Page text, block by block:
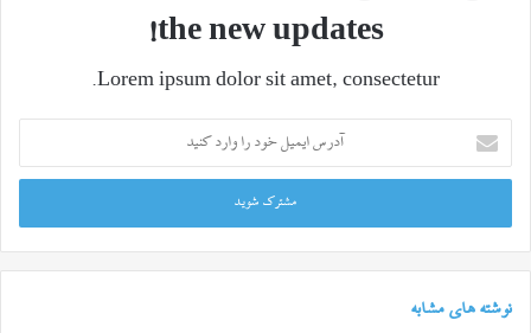
the new updates!
Lorem ipsum dolor sit amet, consectetur.
ایمیل
خود
وارد
کنید
نوشته های مشابه